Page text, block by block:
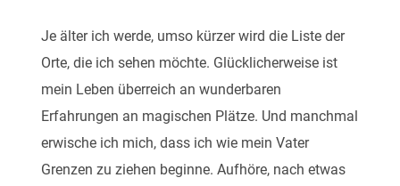
Je älter ich werde, umso kürzer wird die Liste der
Orte, die ich sehen möchte. Glücklicherweise ist
mein Leben überreich an wunderbaren
Erfahrungen an magischen Plätze. Und manchmal
erwische ich mich, dass ich wie mein Vater
Grenzen zu ziehen beginne. Aufhöre, nach etwas